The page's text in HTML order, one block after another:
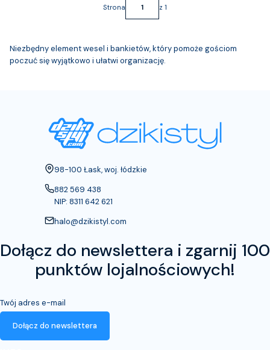
Strona z 1
Niezbędny element wesel i bankietów, który pomoże gościom
poczuć się wyjątkowo i ułatwi organizację.
Adres:
98-100 Łask, woj. łódzkie
882 569 438
NIP: 8311 642 621
halo@dzikistyl.com
Dołącz do newslettera i zgarnij 100
punktów lojalnościowych!
Twój adres e-mail
Dołącz do newslettera